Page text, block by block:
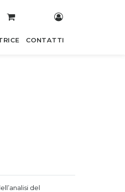
CONTATTI
del